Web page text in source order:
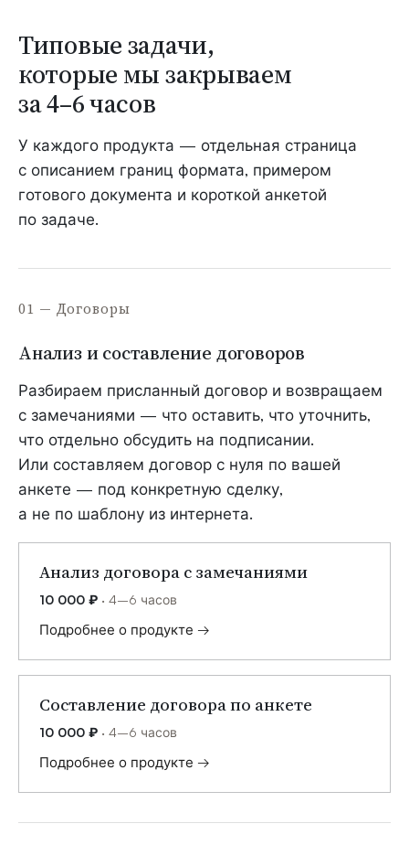
Типовые задачи,
которые мы закрываем
за 4–6 часов
У каждого продукта — отдельная страница
с описанием границ формата, примером
готового документа и короткой анкетой
по задаче.
01 — Договоры
Анализ и составление договоров
Разбираем присланный договор и возвращаем
с замечаниями — что оставить, что уточнить,
что отдельно обсудить на подписании.
Или составляем договор с нуля по вашей
анкете — под конкретную сделку,
а не по шаблону из интернета.
Анализ договора с замечаниями
10 000 ₽ · 4–6 часов
Подробнее о продукте →
Составление договора по анкете
10 000 ₽ · 4–6 часов
Подробнее о продукте →